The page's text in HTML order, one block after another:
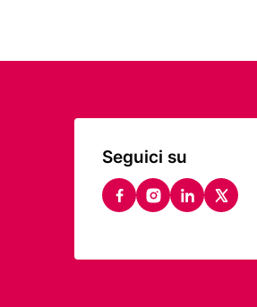
Seguici su
facebook
instagram
linkedin
twitter